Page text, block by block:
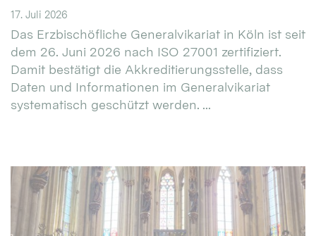
17. Juli 2026
Das Erzbischöfliche Generalvikariat in Köln ist seit
dem 26. Juni 2026 nach ISO 27001 zertifiziert.
Damit bestätigt die Akkreditierungsstelle, dass
Daten und Informationen im Generalvikariat
systematisch geschützt werden. ...